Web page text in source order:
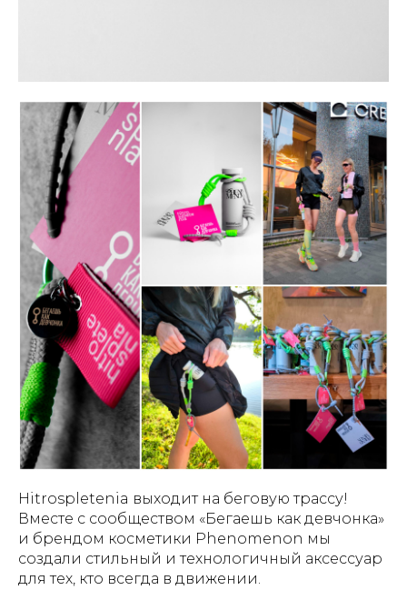
Hitrospletenia выходит на беговую трассу!
Вместе с сообществом «Бегаешь как девчонка»
и брендом косметики Phenomenon мы
создали стильный и технологичный аксессуар
для тех, кто всегда в движении.